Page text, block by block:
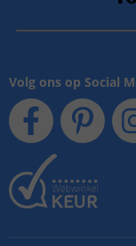
Volg ons op Social